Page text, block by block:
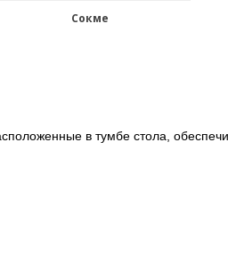
Сокме
в тумбе стола,